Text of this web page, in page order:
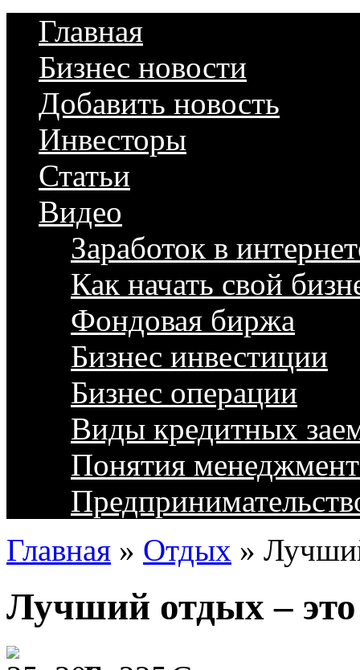
Главная
Бизнес новости
Добавить новость
Инвесторы
Статьи
Видео
Заработок в
Как начать свой
Фондовая биржа
Бизнес инвестиции
Бизнес операции
Виды кредитных
Понятия
Главная » Отдых »
Лучший отдых –